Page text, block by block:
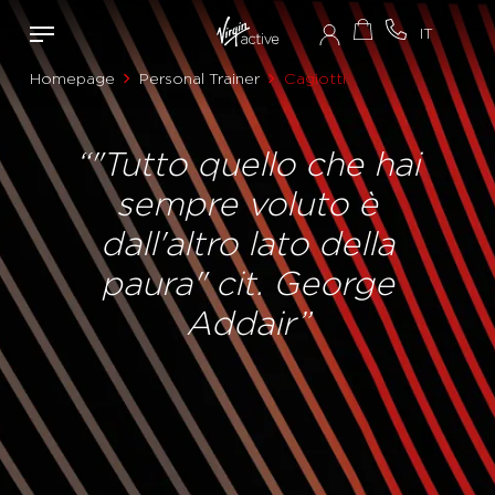
Homepage Personal Trainer Cagiotti
“"Tutto quello che hai
sempre voluto è
dall'altro lato della
paura" cit. George
Addair”